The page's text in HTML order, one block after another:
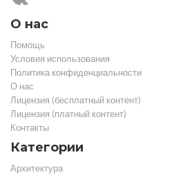
О нас
Помощь
Условия использования
Политика конфиденциальности
О нас
Лицензия (бесплатный контент)
Лицензия (платный контент)
Контакты
Категории
Архитектура